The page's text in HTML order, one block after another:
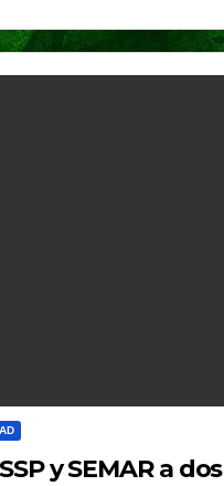
y SEMAR a dos